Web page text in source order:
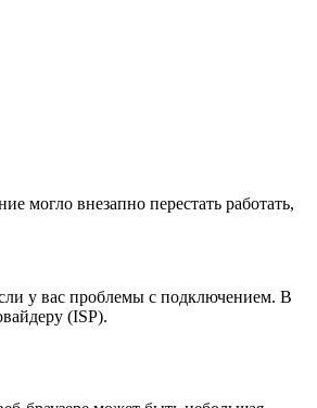
могло внезапно перестать работать,
у вас проблемы с подключением. В
(ISP).